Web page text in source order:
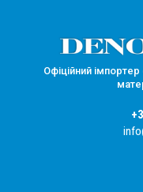
Офіційний імпортер